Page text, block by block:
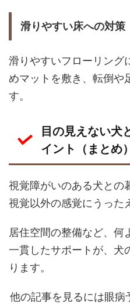
滑りやすい床への対策
滑りやすいフローリング
めマットを敷き、転倒や
す。
目の見えない犬
イント（まとめ）
視覚障がいのある犬との
視覚以外の感覚にうった
居住空間の整備など、何
一貫したサポートが、犬
ります。
他の記事を見るには眼